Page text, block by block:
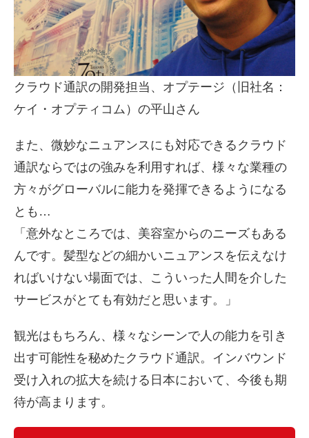
クラウド通訳の開発担当、オプテージ（旧社名：
ケイ・オプティコム）の平山さん
また、微妙なニュアンスにも対応できるクラウド
通訳ならではの強みを利用すれば、様々な業種の
方々がグローバルに能力を発揮できるようになる
とも…
「意外なところでは、美容室からのニーズもある
んです。髪型などの細かいニュアンスを伝えなけ
ればいけない場面では、こういった人間を介した
サービスがとても有効だと思います。」
観光はもちろん、様々なシーンで人の能力を引き
出す可能性を秘めたクラウド通訳。インバウンド
受け入れの拡大を続ける日本において、今後も期
待が高まります。